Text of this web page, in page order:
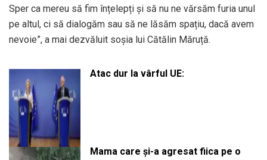
Sper ca mereu să fim înțelepți și să nu ne vărsăm furia unul
pe altul, ci să dialogăm sau să ne lăsăm spațiu, dacă avem
nevoie”, a mai dezvăluit soșia lui Cătălin Măruță.
Atac dur la vârful UE:
Mama care și-a agresat fiica pe o